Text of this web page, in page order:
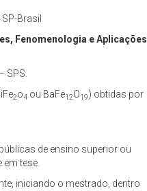
Brasil
Fenomenologia e Aplicações
SPS.
2o4 ou BaFe12O19) obtidas por
de ensino superior ou
tese.
iniciando o mestrado, dentro